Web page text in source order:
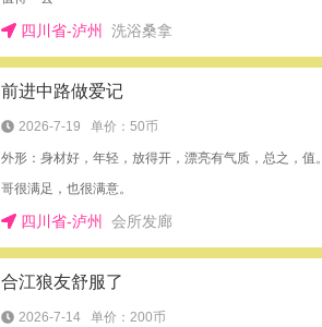
四川省-泸州 洗浴桑拿
前进中路做爱记
2026-7-19 单价：50币
外形：身材好，年轻，放得开，漂亮有气质，总之，值。
哥很满足，也很满意。
四川省-泸州 会所发廊
合江狼友舒服了
2026-7-14 单价：200币